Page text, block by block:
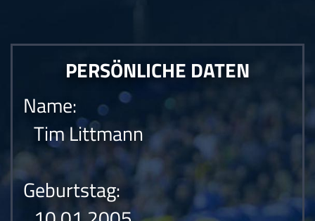
PERSÖNLICHE DATEN
Name:
Tim Littmann
Geburtstag: